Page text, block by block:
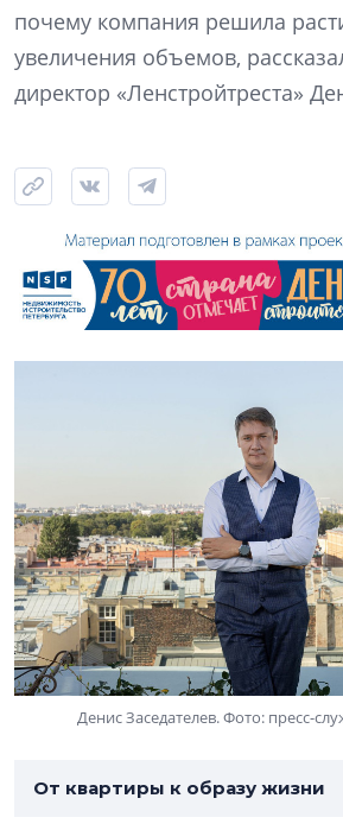
почему компания решила
увеличения объемов,
директор «Ленстройтреста»
Денис Заседателев. Фото: пресс-
От квартиры к образу жизни